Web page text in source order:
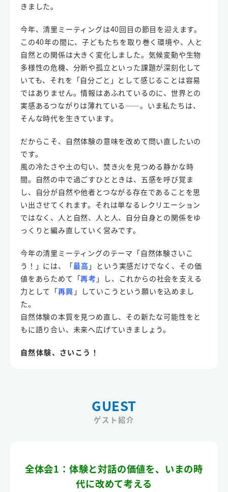
きました。
今年、清里ミーティングは40回目の節目を迎えます。
この40年の間に、子どもたちを取り巻く環境や、人と
自然との関係は大きく変化しました。気候変動や生物
多様性の危機、分断や孤立といった課題が深刻化して
いても、それを「自分ごと」として感じることは容易
ではありません。情報はあふれているのに、世界との
実感あるつながりは薄れている――。いま私たちは、
そんな時代を生きています。
だからこそ、自然体験の意味を改めて問い直したいの
です。
風の冷たさや土の匂い、焚き火を見つめる静かな時
間。自然の中で過ごすひとときは、五感を呼び覚ま
し、自分が自然や他者とつながる存在であることを思
い出させてくれます。それは単なるレクリエーション
ではなく、人と自然、人と人、自分自身との関係をゆ
っくりと編み直していく営みです。
今年の清里ミーティングのテーマ「自然体験さいこ
う！」には、「最高 」という実感だけでなく、その価
値をあらためて「再考 」し、これからの社会を支える
力として「再興 」していこうという願いを込めまし
た。
自然体験の本質を見つめ直し、その新たな可能性をと
もに語り合い、未来へ広げていきましょう。
自然体験、さいこう！
GUEST
ゲスト紹介
全体会1：体験と対話の価値を、いまの時
代に改めて考える